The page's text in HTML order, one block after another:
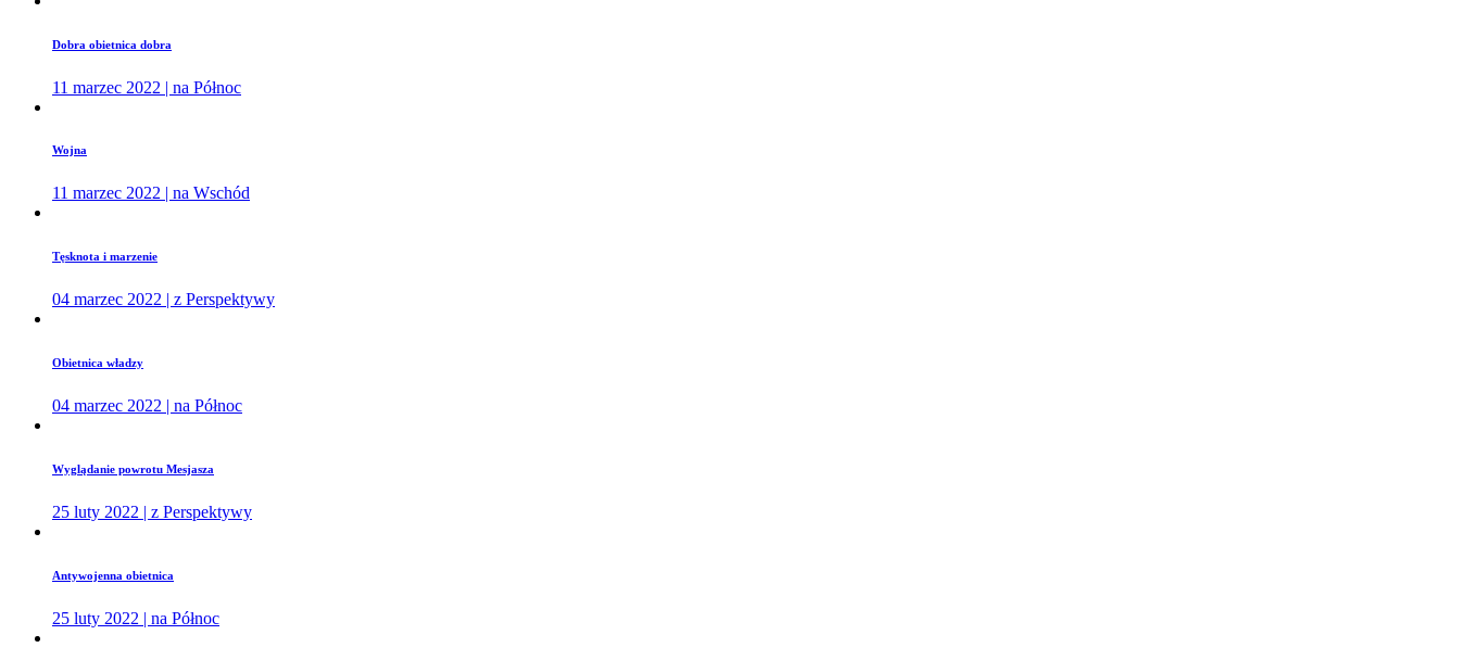
Dobra obietnica dobra
11 marzec 2022 | na Północ
Wojna
11 marzec 2022 | na Wschód
Tęsknota i marzenie
04 marzec 2022 | z Perspektywy
Obietnica władzy
04 marzec 2022 | na Północ
Wyglądanie powrotu Mesjasza
25 luty 2022 | z Perspektywy
Antywojenna obietnica
25 luty 2022 | na Północ